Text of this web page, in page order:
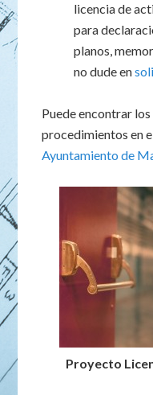
licencia de
para
planos,
no dude en
Puede encontrar
procedimientos en
Ayuntamiento de
Proyecto